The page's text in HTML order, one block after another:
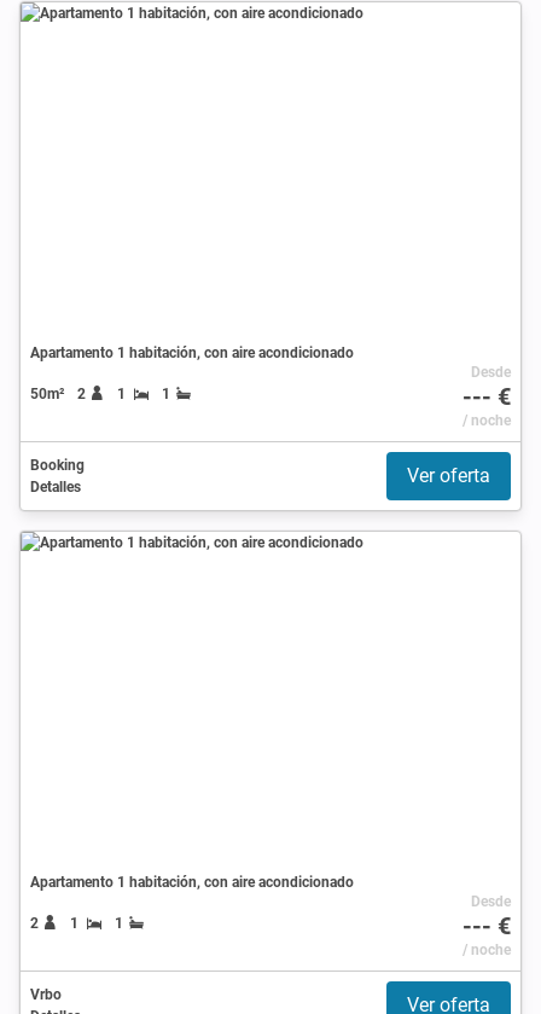
Apartamento 1 habitación, con aire acondicionado
50m² 2 1 1
Desde
--- €
/ noche
Booking
Detalles
Ver oferta
Apartamento 1 habitación, con aire acondicionado
2 1 1
Desde
--- €
/ noche
Vrbo
Ver oferta